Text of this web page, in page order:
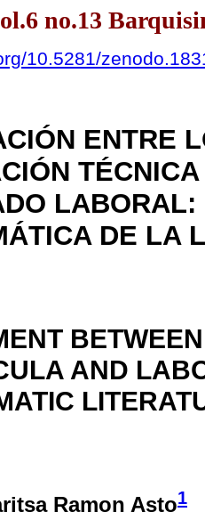
no.13
10.5281/
ENTRE
LABORAL:
DE LA
AND
Ramon Asto1